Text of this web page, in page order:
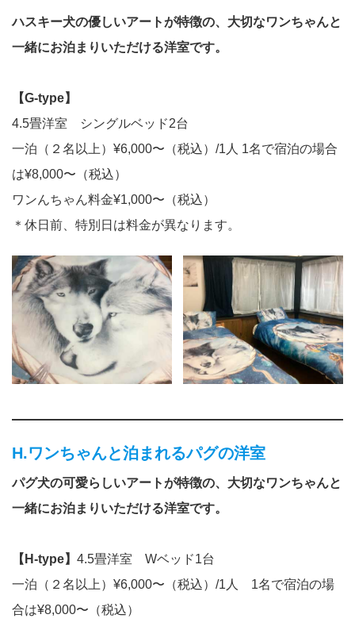
ハスキー犬の優しいアートが特徴の、大切なワンちゃんと
一緒にお泊まりいただける洋室です。
【G-type】
4.5畳洋室 シングルベッド2台
一泊（２名以上）¥6,000〜（税込）/1人 1名で宿泊の場合
は¥8,000〜（税込）
ワンんちゃん料金¥1,000〜（税込）
＊休日前、特別日は料金が異なります。
H.ワンちゃんと泊まれるパグの洋室
パグ犬の可愛らしいアートが特徴の、大切なワンちゃんと
一緒にお泊まりいただける洋室です。
【H-type】 4.5畳洋室 Wベッド1台
一泊（２名以上）¥6,000〜（税込）/1人 1名で宿泊の場
合は¥8,000〜（税込）